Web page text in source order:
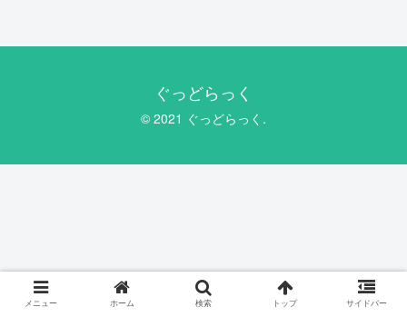
ぐっどらっく
© 2021 ぐっどらっく.
メニュー ホーム 検索 トップ サイドバー